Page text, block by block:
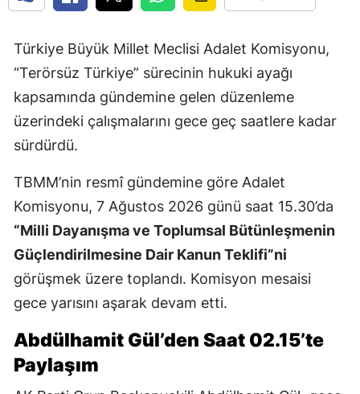
Türkiye Büyük Millet Meclisi Adalet Komisyonu,
“Terörsüz Türkiye” sürecinin hukuki ayağı
kapsamında gündemine gelen düzenleme
üzerindeki çalışmalarını gece geç saatlere kadar
sürdürdü.
TBMM’nin resmî gündemine göre Adalet
Komisyonu, 7 Ağustos 2026 günü saat 15.30’da
“Milli Dayanışma ve Toplumsal Bütünleşmenin
Güçlendirilmesine Dair Kanun Teklifi”ni
görüşmek üzere toplandı. Komisyon mesaisi
gece yarısını aşarak devam etti.
Abdülhamit Gül’den Saat 02.15’te
Paylaşım